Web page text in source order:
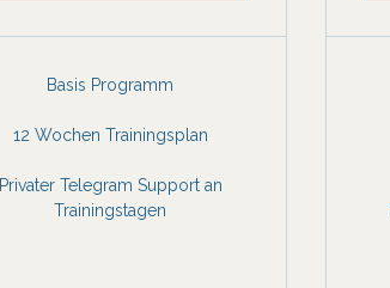
Basis Programm
12 Wochen Trainingsplan
Privater Telegram Support an
Trainingstagen